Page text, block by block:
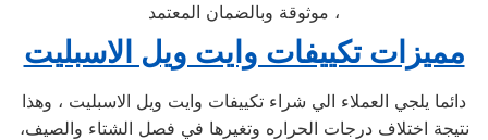
موثوقة وبالضمان المعتمد ،
مميزات تكييفات وايت ويل الاسبليت
دائما يلجي العملاء الي شراء تكييفات وايت ويل الاسبليت ، وهذا
نتيجة اختلاف درجات الحراره وتغيرها في فصل الشتاء والصيف،